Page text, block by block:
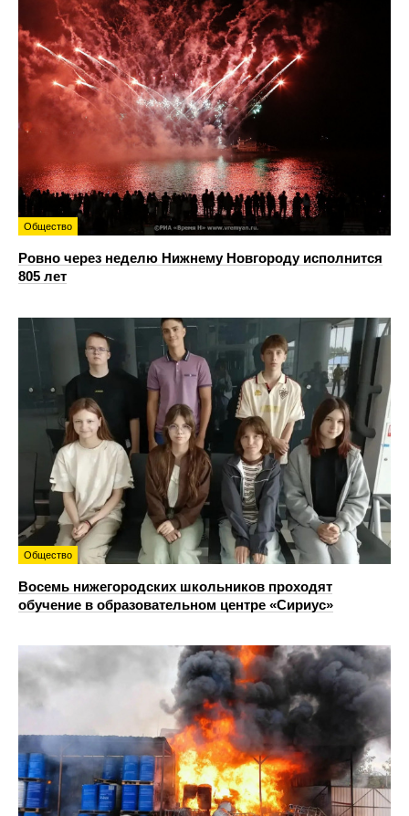
Общество
Ровно через неделю Нижнему Новгороду исполнится
805 лет
Общество
Восемь нижегородских школьников проходят
обучение в образовательном центре «Сириус»